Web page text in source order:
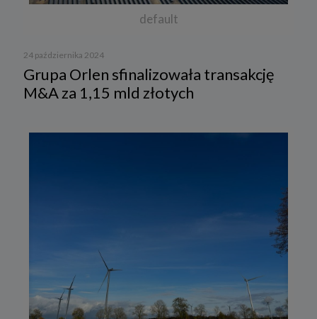
default
24 października 2024
Grupa Orlen sfinalizowała transakcję
M&A za 1,15 mld złotych